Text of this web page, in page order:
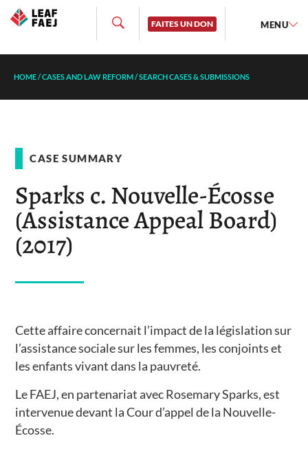
FAITES UN DON MENU
HOME/CASES AND LAW REFORM/SEARCH CASES & SUBMISSIONS
CASE SUMMARY
Sparks c. Nouvelle-Écosse
(Assistance Appeal Board)
(2017)
Cette affaire concernait l’impact de la législation sur
l’assistance sociale sur les femmes, les conjoints et
les enfants vivant dans la pauvreté.
Le FAEJ, en partenariat avec Rosemary Sparks, est
intervenue devant la Cour d’appel de la Nouvelle-
Écosse.